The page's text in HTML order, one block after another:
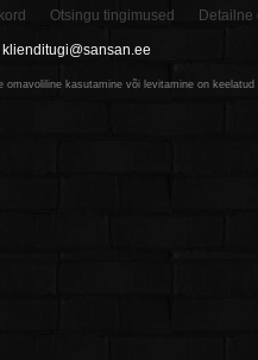
Otsingu tingimused Detailne
omavoliline kasutamine või levitamine on